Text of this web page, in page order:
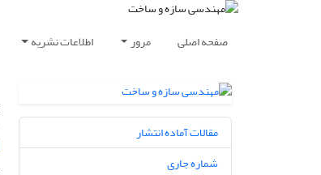
صفحه اصلی مرور اطلاعات نشریه
مقالات آماده انتشار
شماره جاری